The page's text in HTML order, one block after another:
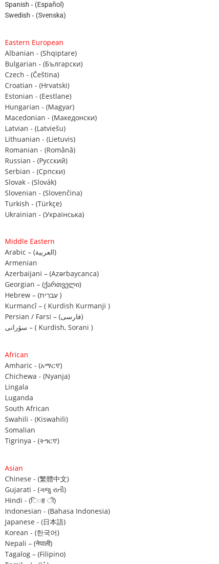
Spanish ‐ (Español)
Swedish ‐ (Svenska)
Eastern European
Albanian ‐ (Shqiptare)
Bulgarian ‐ (Български)
Czech ‐ (Čeština)
Croatian ‐ (Hrvatski)
Estonian ‐ (Eestlane)
Hungarian ‐ (Magyar)
Macedonian ‐ (Македонски)
Latvian ‐ (Latviešu)
Lithuanian ‐ (Lietuvis)
Romanian ‐ (Română)
Russian ‐ (Русский)
Serbian ‐ (Српски)
Slovak ‐ (Slovák)
Slovenian ‐ (Slovenčina)
Turkish ‐ (Türkçe)
Ukrainian ‐ (Українська)
Middle Eastern
Arabic – (العربية)
Armenian
Azerbaijani – (Azərbaycanca)
Georgian – (ქართველი)
Hebrew – (עִברִית )
Kurmancî – ( Kurdish Kurmanji )
Persian / Farsi – (فارسی)
سۆرانی – ( Kurdish, Sorani )
African
Amharic ‐ (አማርኛ)
Chichewa ‐ (Nyanja)
Lingala
Luganda
South African
Swahili ‐ (Kiswahili)
Somalian
Tigrinya ‐ (ትግርኛ)
Asian
Chinese ‐ (繁體中文)
Gujarati ‐ (ગજુ રાતી)
Hindi ‐ (ि◌ह ◌ी)
Indonesian ‐ (Bahasa Indonesia)
Japanese ‐ (日本語)
Korean ‐ (한국어)
Nepali – (नेपाली)
Tagalog – (Filipino)